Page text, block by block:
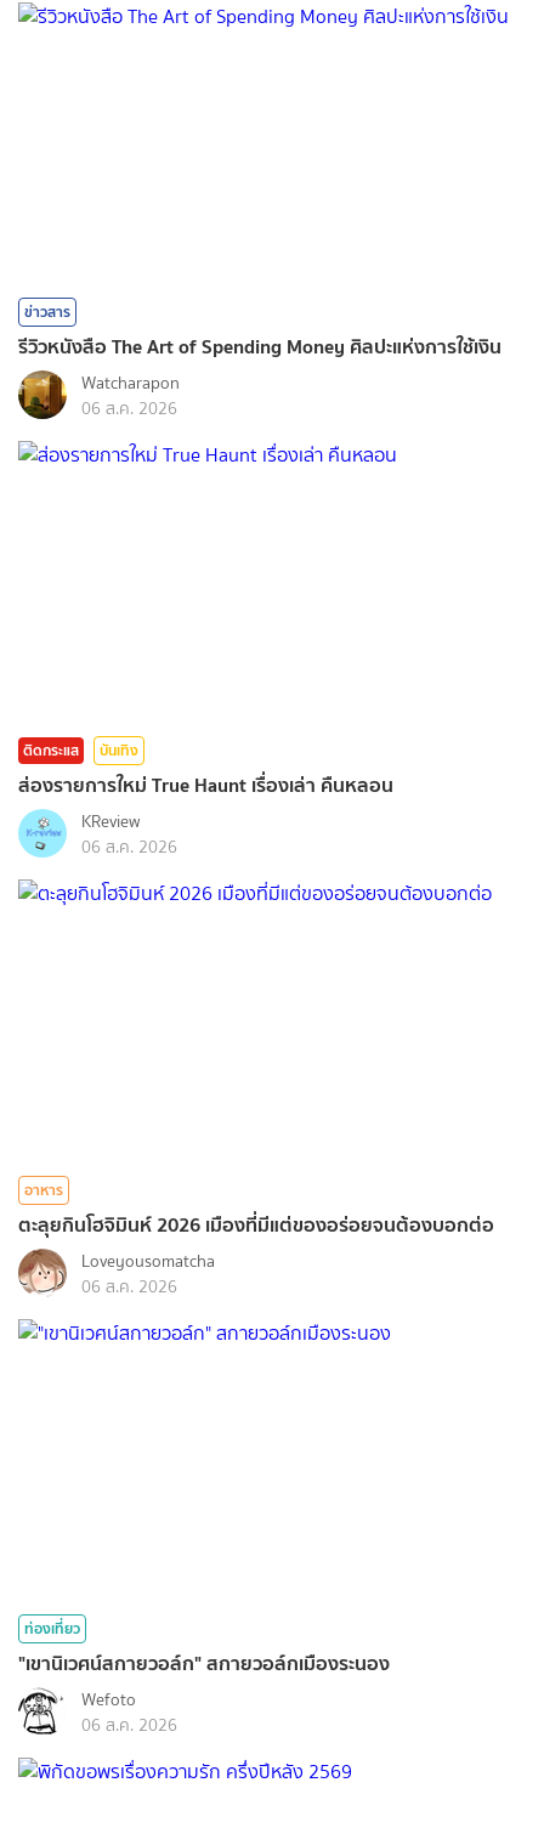
ข่าวสาร
รีวิวหนังสือ The Art of Spending Money ศิลปะแห่งการใช้เงิน
Watcharapon
06 ส.ค. 2026
ติดกระแส บันเทิง
ส่องรายการใหม่ True Haunt เรื่องเล่า คืนหลอน
KReview
06 ส.ค. 2026
อาหาร
ตะลุยกินโฮจิมินห์ 2026 เมืองที่มีแต่ของอร่อยจนต้องบอกต่อ
Loveyousomatcha
06 ส.ค. 2026
ท่องเที่ยว
"เขานิเวศน์สกายวอล์ก" สกายวอล์กเมืองระนอง
Wefoto
06 ส.ค. 2026